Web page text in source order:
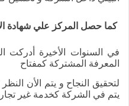
كما حصل المركز علي شهادة الأيزو
في السنوات الأخيرة أدركت
المعرفة المشتركة كمفتاح
لتحقيق النجاح و يتم الأن
يتم في الشركة كخدمة غير